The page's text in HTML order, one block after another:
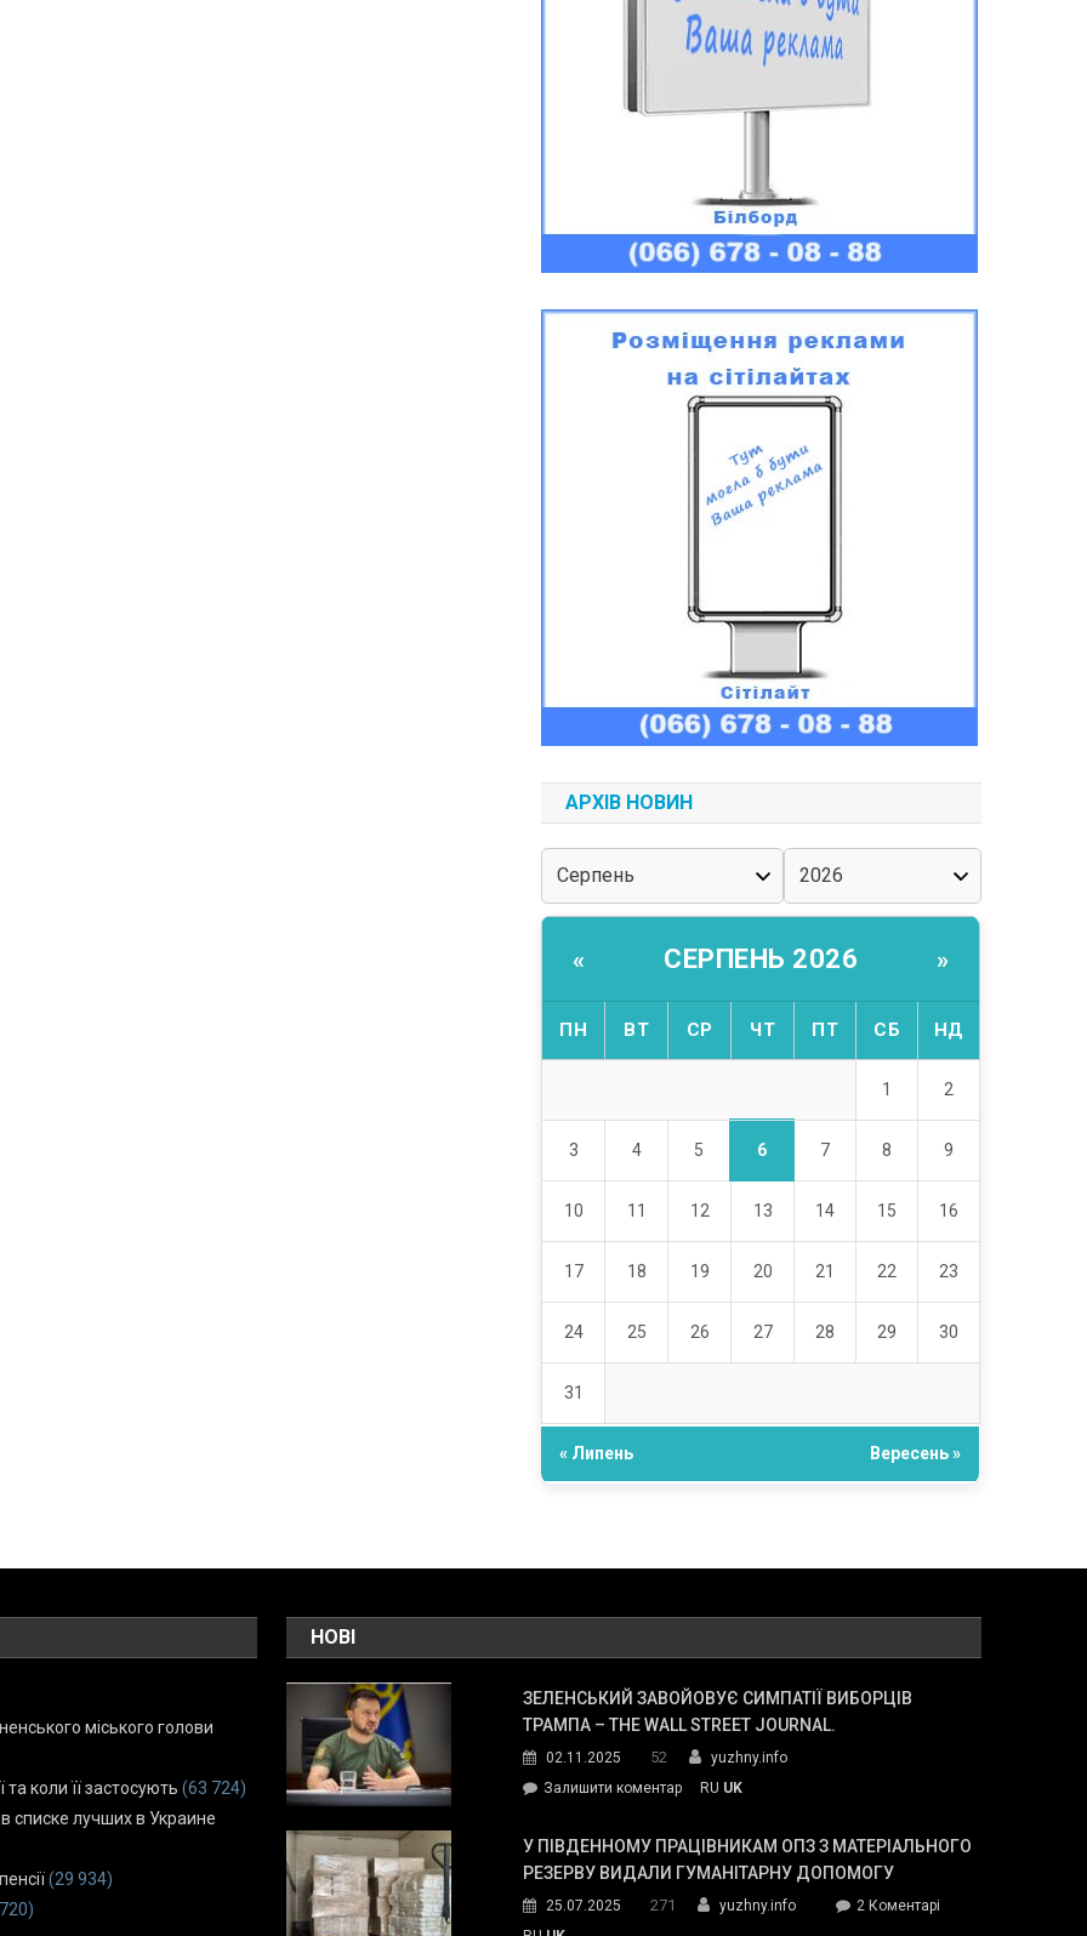
АРХІВ НОВИН
« СЕРПЕНЬ 2026 »
ПН ВТ СР ЧТ ПТ СБ НД
1 2
3 4 5 6 7 8 9
10 11 12 13 14 15 16
17 18 19 20 21 22 23
24 25 26 27 28 29 30
31
« Липень Вересень »
міського голови
коли її застосують (63 724)
списке лучших в Украине
(29 934)
НОВІ
ЗЕЛЕНСЬКИЙ ЗАВОЙОВУЄ СИМПАТІЇ ВИБОРЦІВ
ТРАМПА – THE WALL STREET JOURNAL.
02.11.2025 52
yuzhny.info
Залишити коментарon
завойовує
симпатії
Трампа
RU UK
У ПІВДЕННОМУ ПРАЦІВНИКАМ ОПЗ З МАТЕРІАЛЬНОГО
РЕЗЕРВУ ВИДАЛИ ГУМАНІТАРНУ ДОПОМОГУ
25.07.2025 271 yuzhny.info 2 Коментарідо